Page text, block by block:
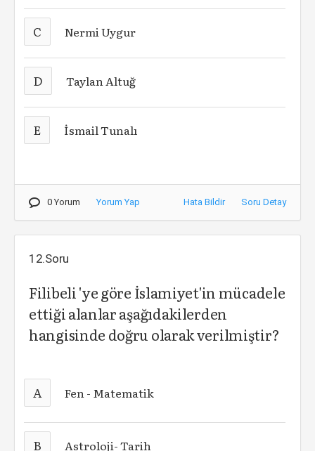
C Nermi Uygur
D Taylan Altuğ
E İsmail Tunalı
0 Yorum Yorum Yap Hata Bildir Soru Detay
12.Soru
Filibeli 'ye göre İslamiyet'in mücadele
ettiği alanlar aşağıdakilerden
hangisinde doğru olarak verilmiştir?
A Fen - Matematik
B Astroloji- Tarih